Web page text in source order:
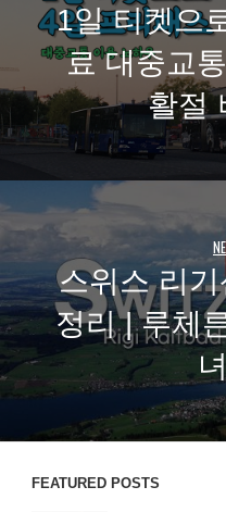
1일 티켓으
료 대중교
활절
스위스 리
정리 | 루체
FEATURED POSTS